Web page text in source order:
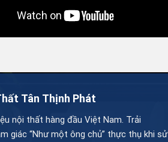
Tân Thịnh Phát
nội thất hàng đầu Việt Nam. Trải
giác “Như một ông chủ” thực thụ khi sử